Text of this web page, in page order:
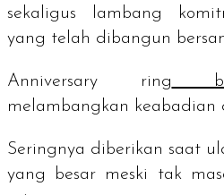
sekaligus lambang
yang telah dibangun
Anniversary ring
melambangkan keabadian
Seringnya diberikan saat
yang besar meski tak